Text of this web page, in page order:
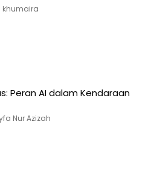
khumaira
Peran AI dalam Kendaraan
Nur Azizah